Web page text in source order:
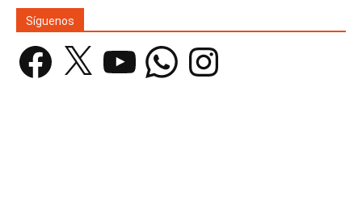
Síguenos
Facebook YouTube WhatsAppInstagram